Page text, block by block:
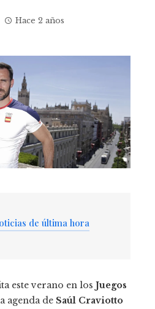
Hace 2 años
de última hora
este verano en los Juegos
agenda de Saúl Craviotto